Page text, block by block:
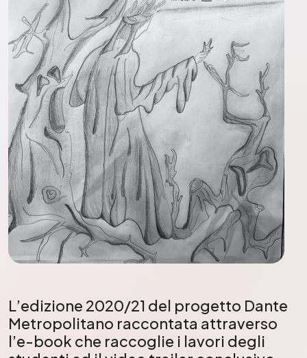
L’edizione 2020/21 del progetto Dante
Metropolitano raccontata attraverso
l’e-book che raccoglie i lavori degli